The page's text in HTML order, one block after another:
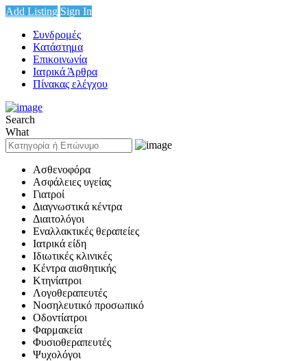
Add Listing Sign In
Συνδρομές
Κατάστημα
Επικοινωνία
Ιατρικά Άρθρα
Πίνακας ελέγχου
Search
What
Ασθενοφόρα
Ασφάλειες υγείας
Γιατροί
Διαγνωστικά κέντρα
Διαιτολόγοι
Εναλλακτικές θεραπείες
Ιατρικά είδη
Ιδιωτικές κλινικές
Κέντρα αισθητικής
Κτηνίατροι
Λογοθεραπευτές
Νοσηλευτικό προσωπικό
Οδοντίατροι
Φαρμακεία
Φυσιοθεραπευτές
Ψυχολόγοι